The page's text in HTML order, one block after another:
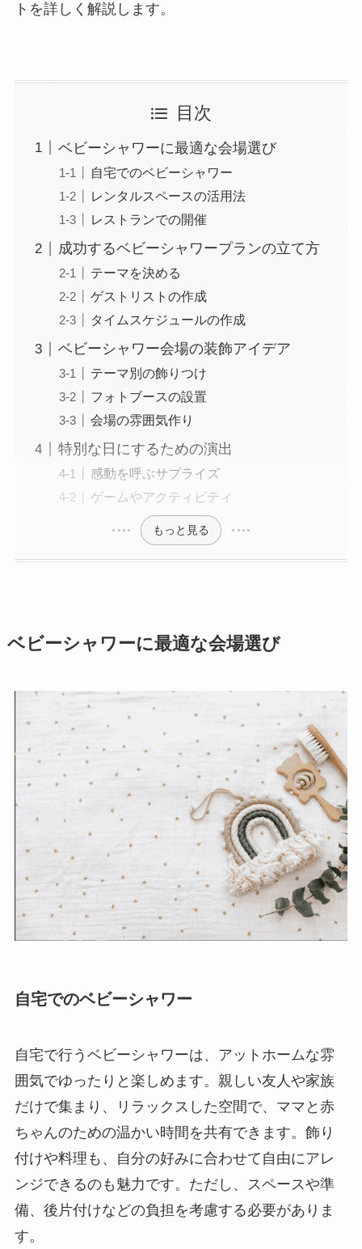
トを詳しく解説します。
目次
ベビーシャワーに最適な会場選び
自宅でのベビーシャワー
レンタルスペースの活用法
レストランでの開催
成功するベビーシャワープランの立て方
テーマを決める
ゲストリストの作成
タイムスケジュールの作成
ベビーシャワー会場の装飾アイデア
テーマ別の飾りつけ
フォトブースの設置
会場の雰囲気作り
特別な日にするための演出
感動を呼ぶサプライズ
ゲームやアクティビティ
もっと見る
ベビーシャワーに最適な会場選び
自宅でのベビーシャワー
自宅で行うベビーシャワーは、アットホームな雰
囲気でゆったりと楽しめます。親しい友人や家族
だけで集まり、リラックスした空間で、ママと赤
ちゃんのための温かい時間を共有できます。飾り
付けや料理も、自分の好みに合わせて自由にアレ
ンジできるのも魅力です。ただし、スペースや準
備、後片付けなどの負担を考慮する必要がありま
す。